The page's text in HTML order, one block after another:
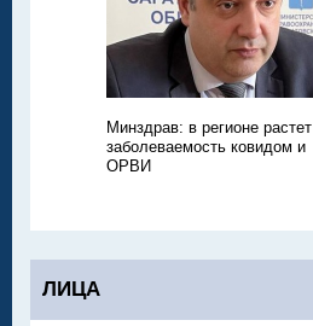
Минздрав: в регионе растет
заболеваемость ковидом и
ОРВИ
ЛИЦА